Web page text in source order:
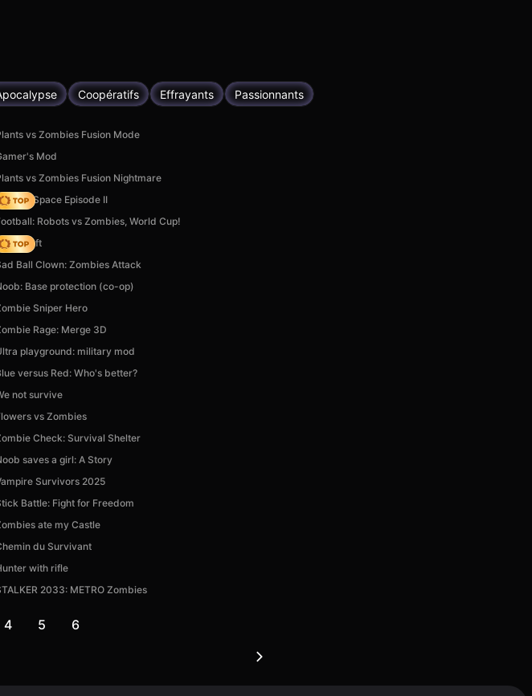
Coopératifs Effrayants Passionnants
vs Zombies Fusion Mode
Mod
vs Zombies Fusion Nightmare
Space Episode II
Robots vs Zombies, World Cup!
Craft
Ball Clown: Zombies Attack
Base protection (co-op)
Sniper Hero
Rage: Merge 3D
playground: military mod
versus Red: Who's better?
not survive
vs Zombies
Check: Survival Shelter
saves a girl: A Story
Survivors 2025
Battle: Fight for Freedom
ate my Castle
du Survivant
with rifle
2033: METRO Zombies
4 5 6